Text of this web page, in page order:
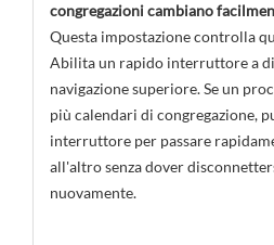
congregazioni cambiano
Questa impostazione controlla
Abilita un rapido interruttore a
navigazione superiore. Se un
più calendari di congregazione,
interruttore per passare
all'altro senza dover
nuovamente.